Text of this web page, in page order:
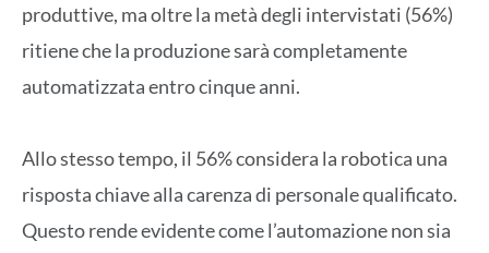
produttive, ma oltre la metà degli intervistati (56%)
ritiene che la produzione sarà completamente
automatizzata entro cinque anni.
Allo stesso tempo, il 56% considera la robotica una
risposta chiave alla carenza di personale qualificato.
Questo rende evidente come l’automazione non sia